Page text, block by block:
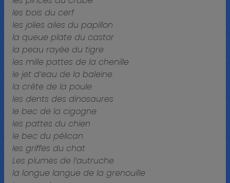
les bois du cerf
les jolies ailes du papillon
la queue plate du castor
la peau rayée du tigre
les mille pattes de la chenille
le jet d’eau de la baleine
la crête de la poule
les dents des dinosaures
le bec de la cigogne
les pattes du chien
le bec du pélican
les griffes du chat
Les plumes de l’autruche
la longue langue de la grenouille